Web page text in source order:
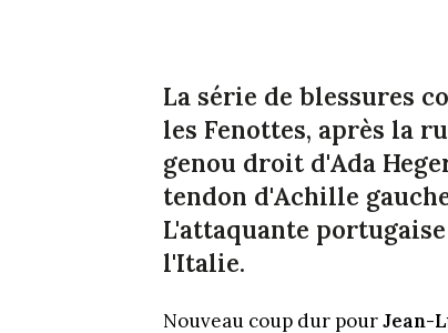
La série de blessures
les Fenottes, après la
genou droit d'Ada
tendon d'Achille
L'attaquante
l'Italie.
Nouveau coup dur pourJean-